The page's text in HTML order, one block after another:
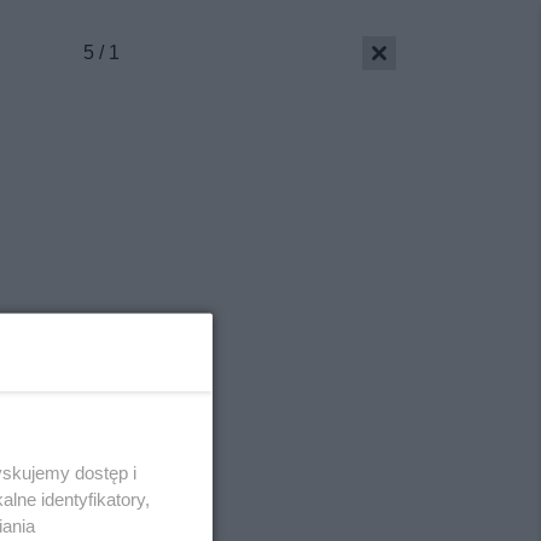
5 / 1
Skontakuj sięz nami
Kontakt
dostęp i
identyfikatory,